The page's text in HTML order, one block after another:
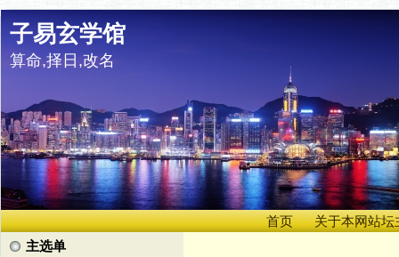
子易玄学馆
算命,择日,改名
首页
关于本网站坛
主选单